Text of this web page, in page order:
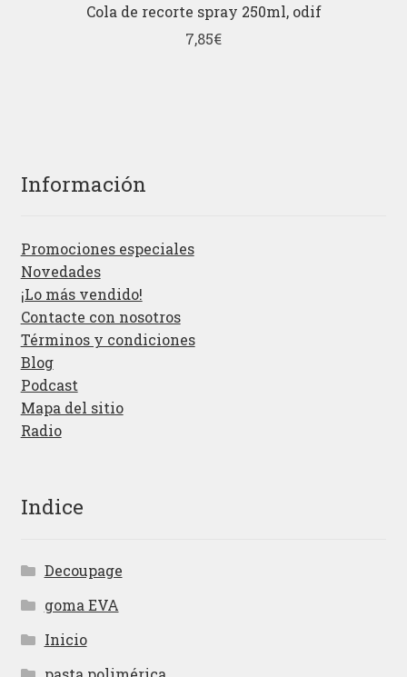
Cola de recorte spray 250ml, odif
7,85€
Información
Promociones especiales
Novedades
¡Lo más vendido!
Contacte con nosotros
Términos y condiciones
Blog
Podcast
Mapa del sitio
Radio
Indice
Decoupage
goma EVA
Inicio